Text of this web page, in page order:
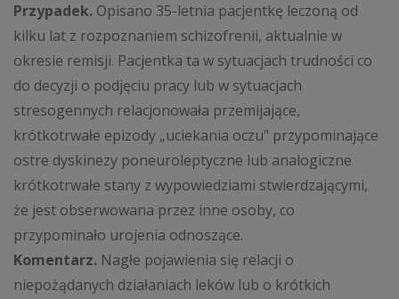
Przypadek. Opisano 35-letnia pacjentkę leczoną od
kilku lat z rozpoznaniem schizofrenii, aktualnie w
okresie remisji. Pacjentka ta w sytuacjach trudności co
do decyzji o podjęciu pracy lub w sytuacjach
stresogennych relacjonowała przemijające,
krótkotrwałe epizody „uciekania oczu" przypominające
ostre dyskinezy poneuroleptyczne lub analogiczne
krótkotrwałe stany z wypowiedziami stwierdzającymi,
że jest obserwowana przez inne osoby, co
przypominało urojenia odnoszące.
Komentarz. Nagłe pojawienia się relacji o
niepożądanych działaniach leków lub o krótkich